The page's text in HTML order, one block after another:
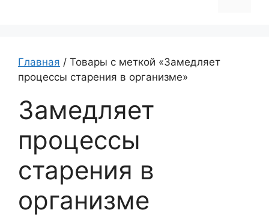
Главная / Товары с меткой «Замедляет
процессы старения в организме»
Замедляет
процессы
старения в
организме